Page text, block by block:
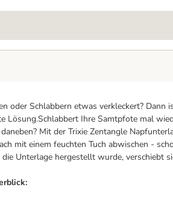
oder Schlabbern etwas verkleckert? Dann
Lösung.Schlabbert Ihre Samtpfote mal
Mit der Trixie Zentangle
mit einem feuchten Tuch abwischen -
die Unterlage hergestellt wurde, verschiebt